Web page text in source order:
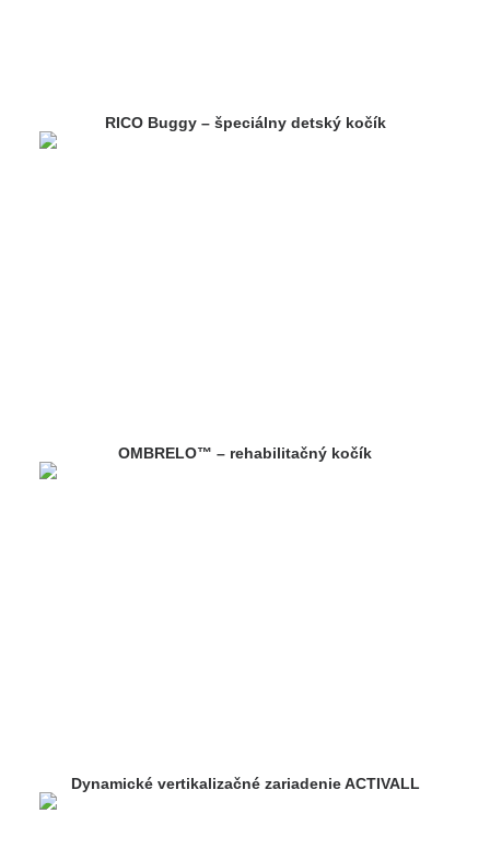
RICO Buggy – špeciálny detský kočík
OMBRELO™ – rehabilitačný kočík
Dynamické vertikalizačné zariadenie ACTIVALL